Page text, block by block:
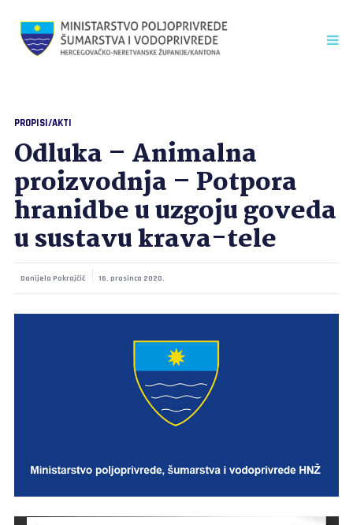
PROPISI/AKTI
Odluka – Animalna
proizvodnja – Potpora
hranidbe u uzgoju goveda
u sustavu krava-tele
Danijela Pokrajčić 16. prosinca 2020.